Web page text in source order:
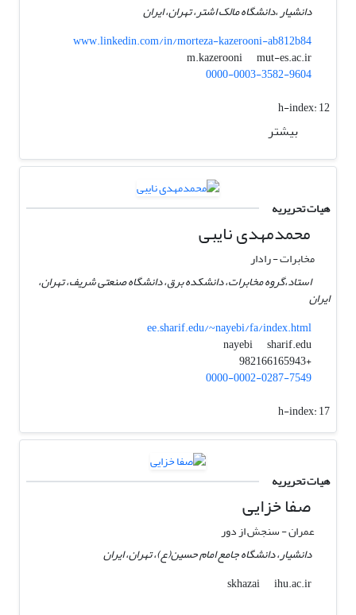
دانشیار ،دانشگاه مالک اشتر، تهران، ایران
www.linkedin.com/in/morteza-kazerooni-ab812b84
m.kazerooni
mut-es.ac.ir
0000-0003-3582-9604
h-index:12
بیشتر
هیات تحریریه
محمدمهدی نایبی
مخابرات - رادار
استاد،گروه مخابرات، دانشکده برق، دانشگاه صنعتی شریف، تهران،
ایران
ee.sharif.edu/~nayebi/fa/index.html
nayebi
sharif.edu
+982166165943
0000-0002-0287-7549
h-index:17
هیات تحریریه
صفا خزایی
عمران - سنجش از دور
دانشیار، دانشگاه جامع امام حسین(ع)، تهران، ایران
skhazai
ihu.ac.ir